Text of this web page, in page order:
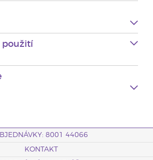
použití
8001 44066
KONTAKT